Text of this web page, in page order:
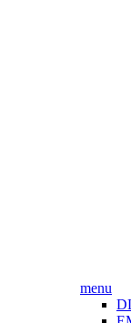
menu